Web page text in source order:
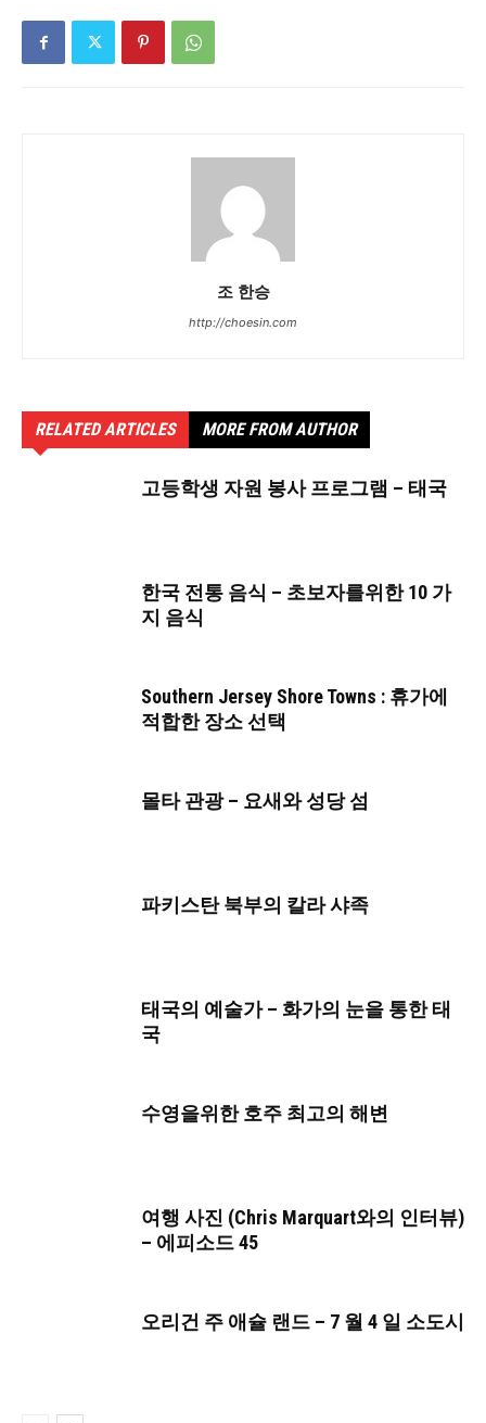
조 한승
http://choesin.com
RELATED ARTICLES MORE FROM AUTHOR
고등학생 자원 봉사 프로그램 – 태국
한국 전통 음식 – 초보자를위한 10 가
지 음식
Southern Jersey Shore Towns : 휴가에
적합한 장소 선택
몰타 관광 – 요새와 성당 섬
파키스탄 북부의 칼라 샤족
태국의 예술가 – 화가의 눈을 통한 태
국
수영을위한 호주 최고의 해변
여행 사진 (Chris Marquart와의 인터뷰)
– 에피소드 45
오리건 주 애슐 랜드 – 7 월 4 일 소도시